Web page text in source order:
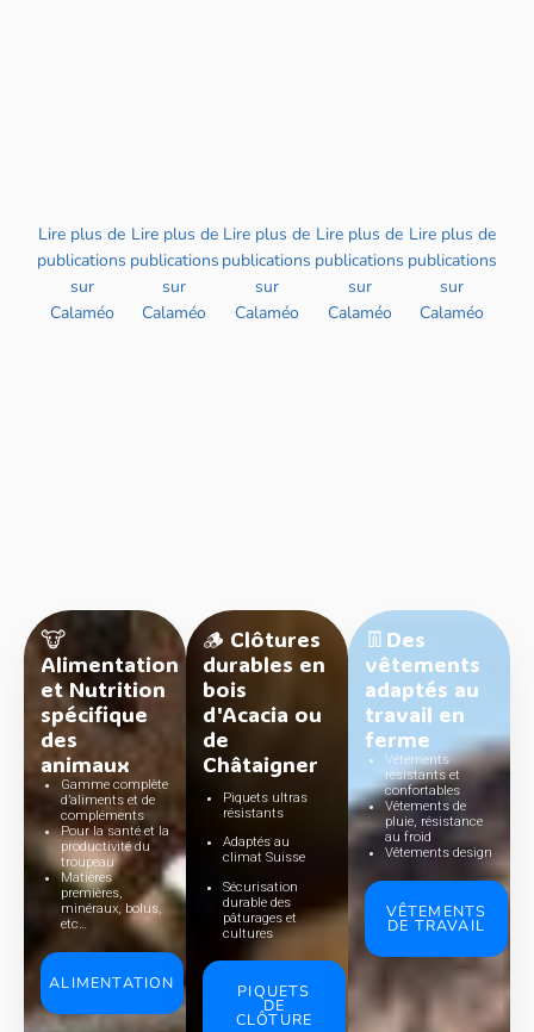
Lire plus de
publications
sur
Calaméo
Lire plus de
publications
sur
Calaméo
Lire plus de
publications
sur
Calaméo
Lire plus de
publications
sur
Calaméo
Lire plus de
publications
sur
Calaméo
🐮
Alimentation
et Nutrition
spécifique
des
animaux
Gamme complète
d’aliments et de
compléments
Pour la santé et la
productivité du
troupeau
Matières
premières,
minéraux, bolus,
etc…
ALIMENTATION
🪵 Clôtures
durables en
bois
d'Acacia ou
de
Châtaigner
Piquets ultras
résistants
Adaptés au
climat Suisse
Sécurisation
durable des
pâturages et
cultures
PIQUETS
DE
CLÔTURE
👖Des
vêtements
adaptés au
travail en
ferme
Vêtements
résistants et
confortables
Vêtements de
pluie, résistance
au froid
Vêtements design
VÊTEMENTS
DE TRAVAIL